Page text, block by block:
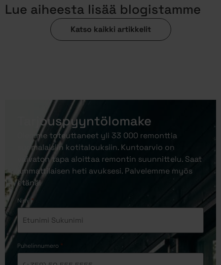
Lue aiheesta lisää blogistamme
Katso kaikki artikkelit
Tarjouspyyntölomake
Olemme toteuttaneet yli 33 000 remonttia
suomalaisiin kotitalouksiin. Kuntoarvio on
vaivaton tapa aloittaa remontin suunnittelu. Saat
ammattilaisen heti avuksesi. Palvelemme myös
etänä!
Nimi *
Puhelinnumero *